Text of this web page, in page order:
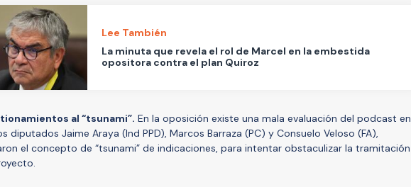
Lee También
La minuta que revela el rol de Marcel en la embestida
opositora contra el plan Quiroz
al “tsunami”. En la oposición existe una mala evaluación del podcast en
diputados Jaime Araya (Ind PPD), Marcos Barraza (PC) y Consuelo Veloso (FA),
el concepto de “tsunami” de indicaciones, para intentar obstaculizar la tramitación